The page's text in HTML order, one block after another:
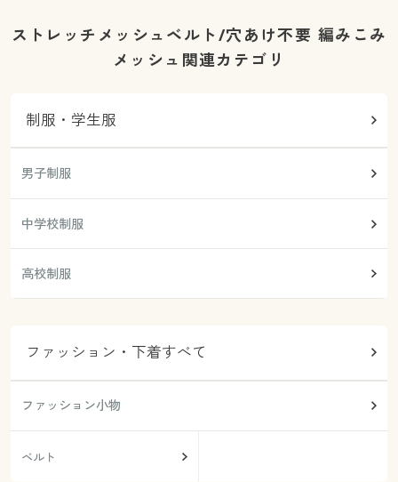
ストレッチメッシュベルト/穴あけ不要 編みこみ
メッシュ関連カテゴリ
制服・学生服
男子制服
中学校制服
高校制服
ファッション・下着すべて
ファッション小物
ベルト